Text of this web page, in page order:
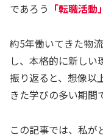
であろう 「転職活動
約5年働いてきた物
し、本格的に新しい
振り返ると、想像以
きた学びの多い期間
この記事では、私が